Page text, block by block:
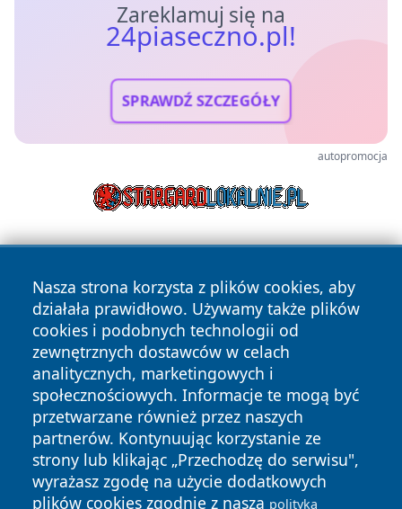
Zareklamuj się na
24piaseczno.pl!
SPRAWDŹ SZCZEGÓŁY
autopromocja
Nasza strona korzysta z plików cookies, aby
działała prawidłowo. Używamy także plików
cookies i podobnych technologii od
zewnętrznych dostawców w celach
analitycznych, marketingowych i
społecznościowych. Informacje te mogą być
przetwarzane również przez naszych
partnerów. Kontynuując korzystanie ze
strony lub klikając „Przechodzę do serwisu",
wyrażasz zgodę na użycie dodatkowych
plików cookies zgodnie z naszą polityką
Copyright © 2026 24piaseczno.pl Wszystkie prawa
zastrzeżone.
News Autorzy
Polityka
Prywatności
Polityka
Cookies